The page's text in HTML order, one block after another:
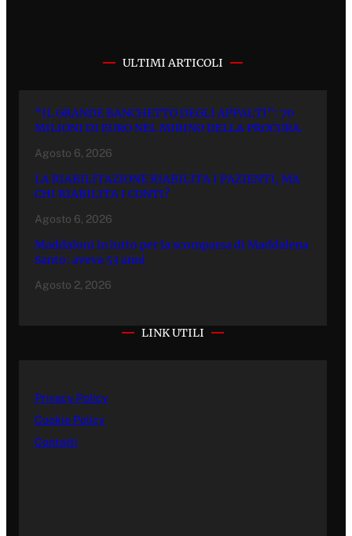
ULTIMI ARTICOLI
“IL GRANDE BANCHETTO DEGLI APPALTI”: 70
MILIONI DI EURO NEL MIRINO DELLA PROCURA.
Agosto 6, 2026
LA RIABILITAZIONE RIABILITA I PAZIENTI, MA
CHI RIABILITA I CONTI?
Agosto 6, 2026
Maddaloni in lutto per la scomparsa di Maddalena
Santo: aveva 53 anni
Agosto 2, 2026
LINK UTILI
Privacy Policy
Cookie Policy
Contatti